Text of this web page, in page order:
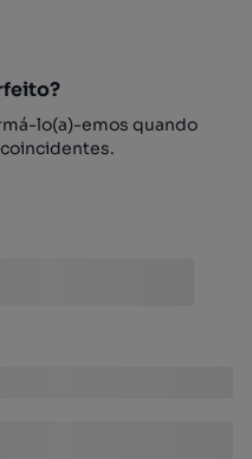
lo(a)-emos quando